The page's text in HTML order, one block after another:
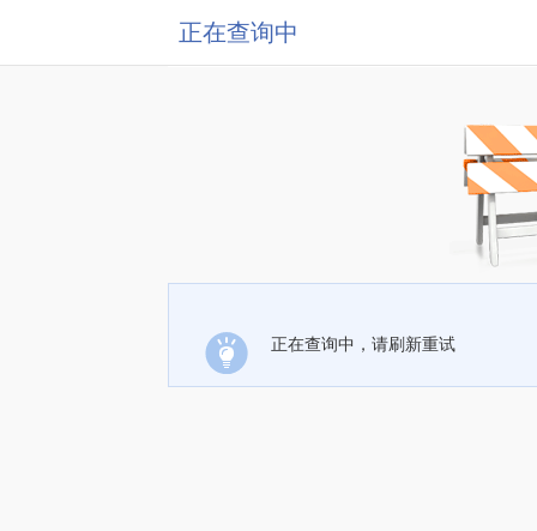
正在查询中
正在查询中，请刷新重试